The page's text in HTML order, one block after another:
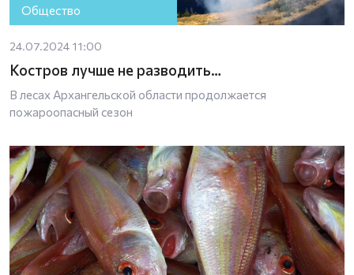
Общество
24.07.2024 11:00
Костров лучше не разводить…
В лесах Архангельской области продолжается
пожароопасный сезон